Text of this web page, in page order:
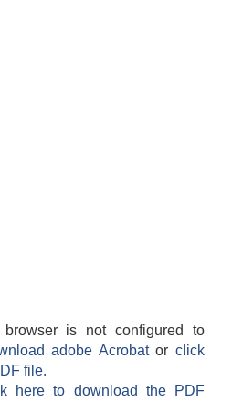
is not configured to
adobe Acrobatorclick
file.
here to download the PDF